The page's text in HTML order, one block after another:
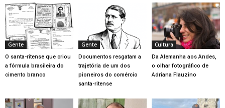
Gente
O santa-ritense que criou
a fórmula brasileira do
cimento branco
Gente
Documentos resgatam a
trajetória de um dos
pioneiros do comércio
santa-ritense
Cultura
Da Alemanha aos Andes,
o olhar fotográfico de
Adriana Flauzino